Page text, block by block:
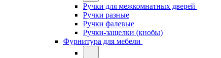
Ручки для межкомнатных дверей
Ручки разные
Ручки фалевые
Ручки-защелки (кнобы)
Фурнитура для мебели